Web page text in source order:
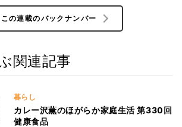
この連載のバックナンバー
関連記事
暮らし
カレー沢薫のほがらか家庭生活 第330回
健康食品